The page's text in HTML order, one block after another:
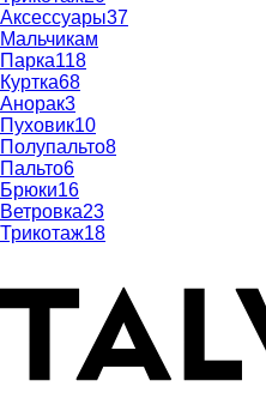
Аксессуары37
Мальчикам
Парка118
Куртка68
Анорак3
Пуховик10
Полупальто8
Пальто6
Брюки16
Ветровка23
Трикотаж18